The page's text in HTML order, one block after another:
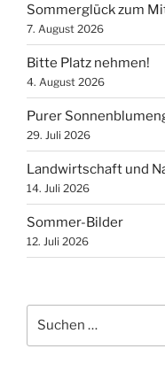
Sommerglück zum
7. August 2026
Bitte Platz nehmen!
4. August 2026
Purer
29. Juli 2026
Landwirtschaft und
14. Juli 2026
Sommer-Bilder
12. Juli 2026
nach: